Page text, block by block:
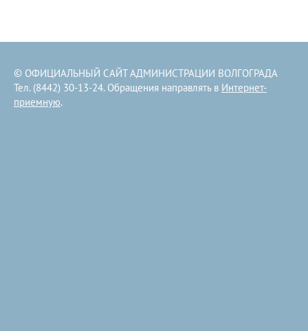
© ОФИЦИАЛЬНЫЙ САЙТ АДМИНИСТРАЦИИ ВОЛГОГРАДА
Тел. (8442) 30-13-24. Обращения направлять в Интернет-
приемную.